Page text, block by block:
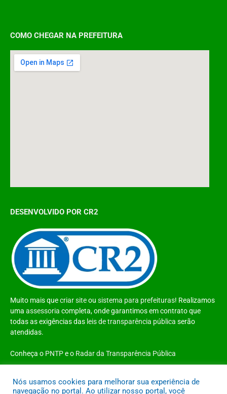
COMO CHEGAR NA PREFEITURA
DESENVOLVIDO POR CR2
Muito mais quecriar siteou sistema para prefeituras! Realizamos
uma assessoria completa, onde garantimos em contrato que
todas as exigências das leis de transparência pública serão
atendidas.
Conheça o PNTPe o Radar da Transparência Pública
Nós usamos cookies para melhorar sua experiência de
navegação no portal. Ao utilizar nosso portal, você